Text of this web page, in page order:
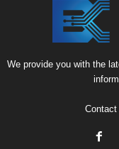
We provide you with the
Contact